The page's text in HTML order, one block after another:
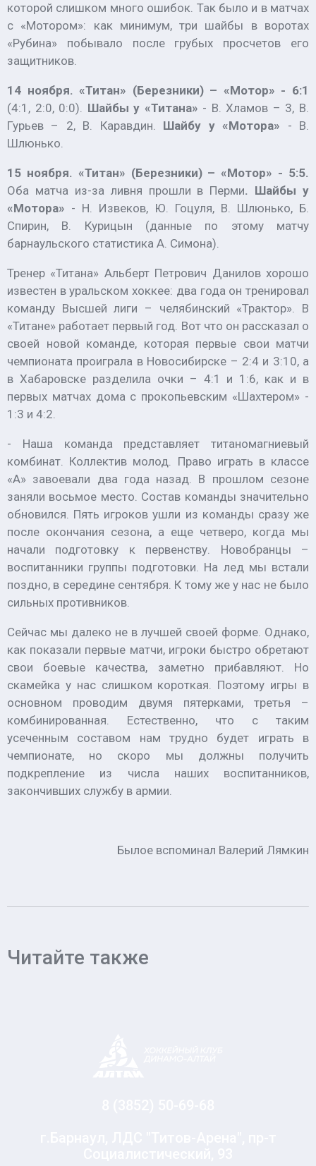
которой слишком много ошибок. Так было и в матчах
с «Мотором»: как минимум, три шайбы в воротах
«Рубина» побывало после грубых просчетов его
защитников.
14 ноября. «Титан» (Березники) – «Мотор» - 6:1
(4:1, 2:0, 0:0). Шайбы у «Титана» - В. Хламов – 3, В.
Гурьев – 2, В. Каравдин. Шайбу у «Мотора» - В.
Шлюнько.
15 ноября. «Титан» (Березники) – «Мотор» - 5:5.
Оба матча из-за ливня прошли в Перми. Шайбы у
«Мотора» - Н. Извеков, Ю. Гоцуля, В. Шлюнько, Б.
Спирин, В. Курицын (данные по этому матчу
барнаульского статистика А. Симона).
Тренер «Титана» Альберт Петрович Данилов хорошо
известен в уральском хоккее: два года он тренировал
команду Высшей лиги – челябинский «Трактор». В
«Титане» работает первый год. Вот что он рассказал о
своей новой команде, которая первые свои матчи
чемпионата проиграла в Новосибирске – 2:4 и 3:10, а
в Хабаровске разделила очки – 4:1 и 1:6, как и в
первых матчах дома с прокопьевским «Шахтером» -
1:3 и 4:2.
- Наша команда представляет титаномагниевый
комбинат. Коллектив молод. Право играть в классе
«А» завоевали два года назад. В прошлом сезоне
заняли восьмое место. Состав команды значительно
обновился. Пять игроков ушли из команды сразу же
после окончания сезона, а еще четверо, когда мы
начали подготовку к первенству. Новобранцы –
воспитанники группы подготовки. На лед мы встали
поздно, в середине сентября. К тому же у нас не было
сильных противников.
Сейчас мы далеко не в лучшей своей форме. Однако,
как показали первые матчи, игроки быстро обретают
свои боевые качества, заметно прибавляют. Но
скамейка у нас слишком короткая. Поэтому игры в
основном проводим двумя пятерками, третья –
комбинированная. Естественно, что с таким
усеченным составом нам трудно будет играть в
чемпионате, но скоро мы должны получить
подкрепление из числа наших воспитанников,
закончивших службу в армии.
Былое вспоминал Валерий Лямкин
Читайте также